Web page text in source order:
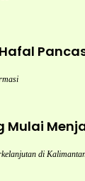
Mulai
di